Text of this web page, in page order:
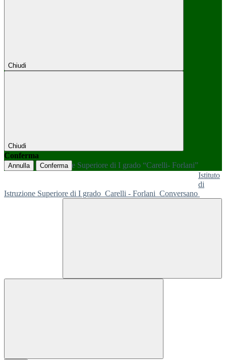
Chiudi
Chiudi
Conferma
Annulla Conferma
Istituto
di
Istruzione Superiore di I grado Carelli - Forlani Conversano